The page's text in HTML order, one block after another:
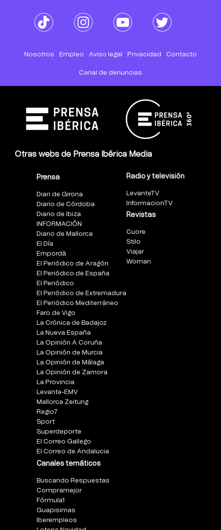
Nosotros Empleo Aviso legal Privacidad Contacto
Canal de denuncias
Otras webs de Prensa Ibérica Media
Prensa
Diari de Girona
Diario de Córdoba
Diario de Ibiza
INFORMACIÓN
Diario de Mallorca
El Día
Empordà
El Periódico de Aragón
El Periódico de España
El Periódico
El Periódico de Extremadura
El Periódico Mediterráneo
Faro de Vigo
La Crónica de Badajoz
La Nueva España
La Opinión A Coruña
La Opinión de Murcia
La Opinión de Málaga
La Opinión de Zamora
La Provincia
Levante-EMV
Mallorca Zeitung
Regio7
Sport
Superdeporte
El Correo Gallego
El Correo de Andalucia
Canales temáticos
Buscando Respuestas
Compramejor
Fórmula1
Guapisimas
Iberempleos
Radio y televisión
LevanteTV
InformacionTV
Revistas
Cuore
Stilo
Viajar
Woman